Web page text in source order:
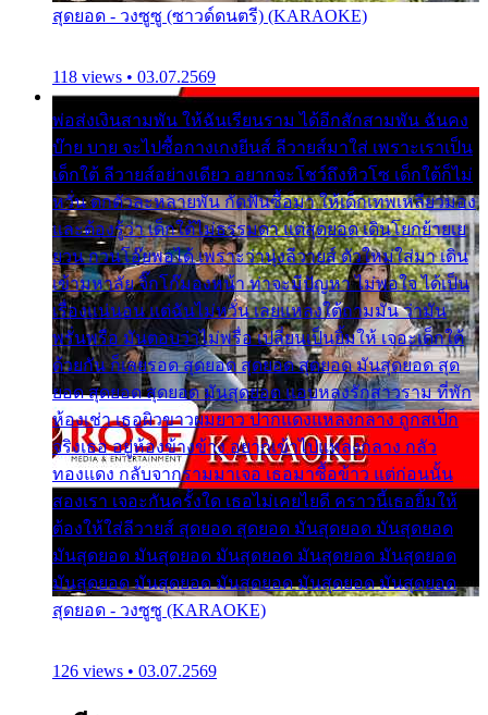
สุดยอด - วงซูซู (ซาวด์ดนตรี) (KARAOKE)
118 views • 03.07.2569
พ่อส่งเงินสามพัน ให้ฉันเรียนราม ได้อีกสักสามพัน ฉันคง
บ๊าย บาย จะไปซื้อกางเกงยีนส์ ลีวายส์มาใส่ เพราะเราเป็น
เด็กใต้ ลีวายส์อย่างเดียว อยากจะโชว์ถึงหิวโซ เด็กใต้ก็ไม่
หวั่น ตกตัวละหลายพัน กัดฟันซื้อมา ให้เด็กเทพเหลียวมอง
และต้องรู้ว่า เด็กใต้ไม่ธรรมดา แต่สุดยอด เดินโยกย้ายเย
ยวน กวนโอ๊ยพอได้ เพราะว่านุ่งลีวายส์ ตัวใหม่ใส่มา เดิน
เข้ามหาลัย จิ๊กโก๊มองหน้า ท่าจะมีปัญหา ไม่พอใจ ได้เป็น
เรื่องแน่นอน แต่ฉันไม่หวั่น เลยแหลงใต้ถามมัน ว่ามัน
พรั่นพรือ มันตอบว่าไม่พรื่อ เปลี่ยนเป็นยิ้มให้ เจอะเด็กใต้
ด้วยกัน ก็เลยรอด สุดยอด สุดยอด สุดยอด มันสุดยอด สุด
ยอด สุดยอด สุดยอด มันสุดยอด แอบหลงรักสาวราม ที่พัก
ห้องเช่า เธอผิวขาวผมยาว ปากแดงแหลงกลาง ถูกสเป็ก
จริงเธอ อยู่ห้องข้างข้าง อยากเข้าไปแหลงกลาง กลัว
ทองแดง กลับจากรามมาเจอ เธอมาซื้อข้าว แต่ก่อนนั้น
สองเรา เจอะกันครั้งใด เธอไม่เคยไยดี คราวนี้เธอยิ้มให้
ต้องให้ใส่ลีวายส์ สุดยอด สุดยอด มันสุดยอด มันสุดยอด
มันสุดยอด มันสุดยอด มันสุดยอด มันสุดยอด มันสุดยอด
มันสุดยอด มันสุดยอด มันสุดยอด มันสุดยอด มันสุดยอด
สุดยอด - วงซูซู (KARAOKE)
126 views • 03.07.2569